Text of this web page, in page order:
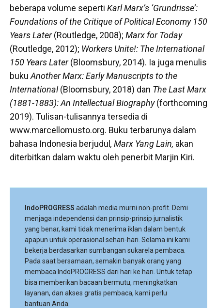
beberapa volume seperti Karl Marx’s ‘Grundrisse’:
Foundations of the Critique of Political Economy 150
Years Later(Routledge, 2008); Marx for Today
(Routledge, 2012); Workers Unite!: The International
150 Years Later(Bloomsbury, 2014). Ia juga menulis
buku Another Marx: Early Manuscripts to the
International(Bloomsbury, 2018) dan The Last Marx
(1881-1883): An Intellectual Biography(forthcoming
2019). Tulisan-tulisannya tersedia di
www.marcellomusto.org. Buku terbarunya dalam
bahasa Indonesia berjudul , Marx Yang Lain, akan
diterbitkan dalam waktu oleh penerbit Marjin Kiri.
IndoPROGRESS adalah media murni non-profit. Demi
menjaga independensi dan prinsip-prinsip jurnalistik
yang benar, kami tidak menerima iklan dalam bentuk
apapun untuk operasional sehari-hari. Selama ini kami
bekerja berdasarkan sumbangan sukarela pembaca.
Pada saat bersamaan, semakin banyak orang yang
membaca IndoPROGRESS dari hari ke hari. Untuk tetap
bisa memberikan bacaan bermutu, meningkatkan
layanan, dan akses gratis pembaca, kami perlu
bantuan Anda.